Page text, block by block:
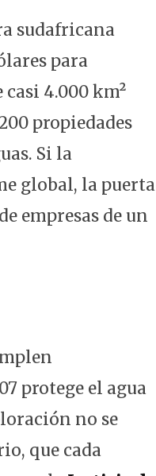
sudafricana
para
4.000 km²
propiedades
Si la
global, la puerta
empresas de un
protege el agua
no se
que cada